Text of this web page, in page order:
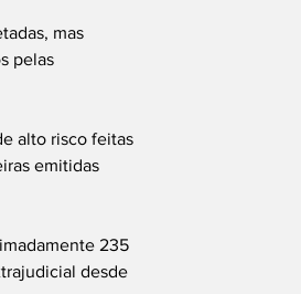
mas
pelas
alto risco feitas
emitidas
235
desde